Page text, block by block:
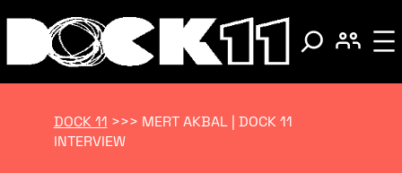
DOCK 11 >>> MERT AKBAL | DOCK 11
INTERVIEW